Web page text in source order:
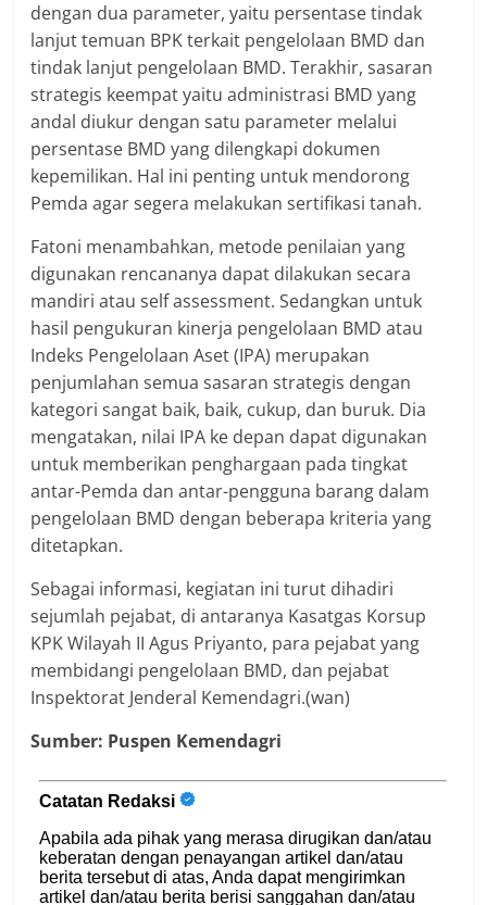
dengan dua parameter, yaitu persentase tindak
lanjut temuan BPK terkait pengelolaan BMD dan
tindak lanjut pengelolaan BMD. Terakhir, sasaran
strategis keempat yaitu administrasi BMD yang
andal diukur dengan satu parameter melalui
persentase BMD yang dilengkapi dokumen
kepemilikan. Hal ini penting untuk mendorong
Pemda agar segera melakukan sertifikasi tanah.
Fatoni menambahkan, metode penilaian yang
digunakan rencananya dapat dilakukan secara
mandiri atau self assessment. Sedangkan untuk
hasil pengukuran kinerja pengelolaan BMD atau
Indeks Pengelolaan Aset (IPA) merupakan
penjumlahan semua sasaran strategis dengan
kategori sangat baik, baik, cukup, dan buruk. Dia
mengatakan, nilai IPA ke depan dapat digunakan
untuk memberikan penghargaan pada tingkat
antar-Pemda dan antar-pengguna barang dalam
pengelolaan BMD dengan beberapa kriteria yang
ditetapkan.
Sebagai informasi, kegiatan ini turut dihadiri
sejumlah pejabat, di antaranya Kasatgas Korsup
KPK Wilayah II Agus Priyanto, para pejabat yang
membidangi pengelolaan BMD, dan pejabat
Inspektorat Jenderal Kemendagri.(wan)
Sumber: Puspen Kemendagri